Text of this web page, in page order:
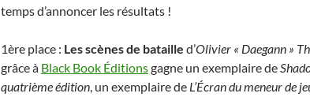
temps d’annoncer les résultats !
1ère place : Les scènes de bataille d’Olivier « Daegann »
grâce à Black Book Éditionsgagne un exemplaire de
quatrième édition, un exemplaire de L’Écran du meneur de